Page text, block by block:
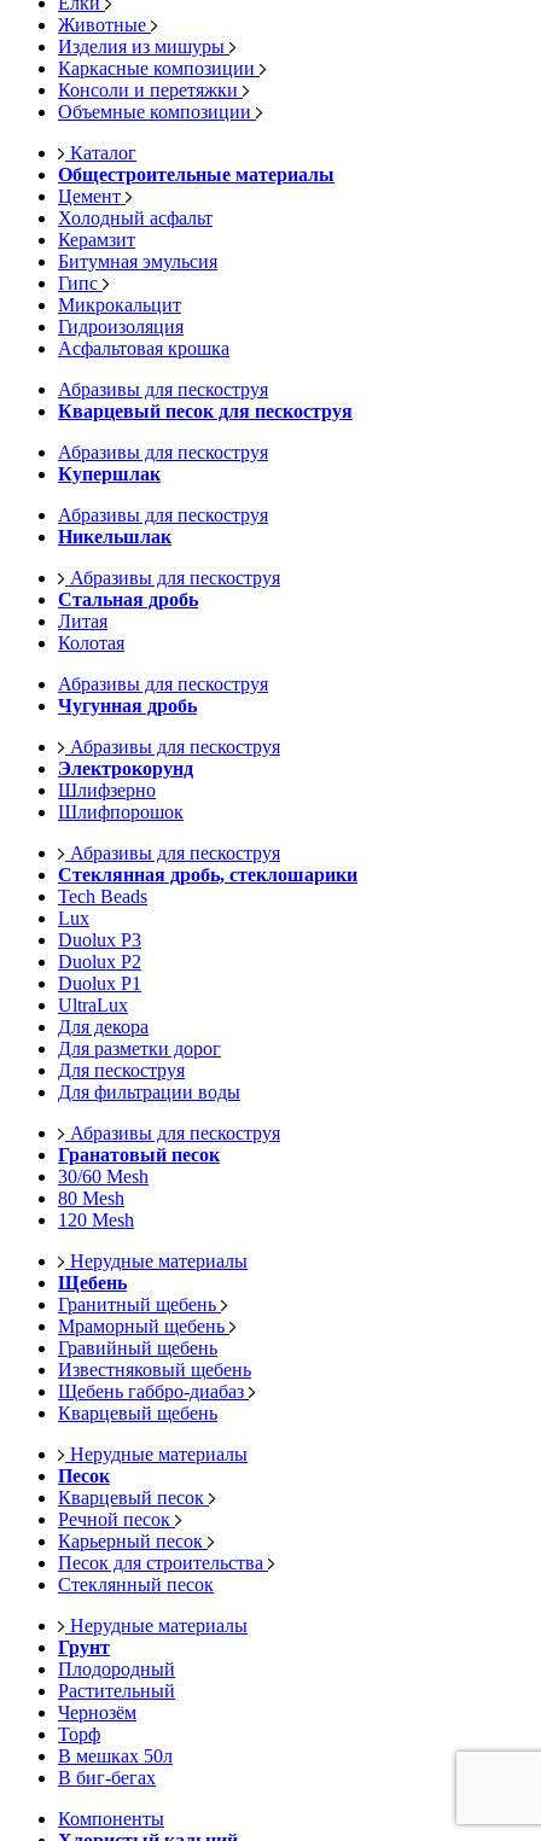
Животные
Изделия из мишуры
Каркасные композиции
Консоли и перетяжки
Объемные композиции
Каталог
Общестроительные материалы
Цемент
Холодный асфальт
Керамзит
Битумная эмульсия
Гипс
Микрокальцит
Гидроизоляция
Асфальтовая крошка
Абразивы для пескоструя
Кварцевый песок для пескоструя
Абразивы для пескоструя
Купершлак
Абразивы для пескоструя
Никельшлак
Абразивы для пескоструя
Стальная дробь
Литая
Колотая
Абразивы для пескоструя
Чугунная дробь
Абразивы для пескоструя
Электрокорунд
Шлифзерно
Шлифпорошок
Абразивы для пескоструя
Стеклянная дробь, стеклошарики
Tech Beads
Lux
Duolux P3
Duolux P2
Duolux P1
UltraLux
Для декора
Для разметки дорог
Для пескоструя
Для фильтрации воды
Абразивы для пескоструя
Гранатовый песок
30/60 Mesh
80 Mesh
120 Mesh
Нерудные материалы
Щебень
Гранитный щебень
Мраморный щебень
Гравийный щебень
Известняковый щебень
Щебень габбро-диабаз
Кварцевый щебень
Нерудные материалы
Песок
Кварцевый песок
Речной песок
Карьерный песок
Песок для строительства
Стеклянный песок
Нерудные материалы
Грунт
Плодородный
Растительный
Чернозём
Торф
В мешках 50л
В биг-бегах
Компоненты